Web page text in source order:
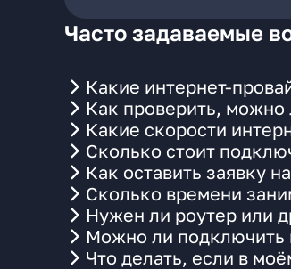
Часто задаваемые
Какие интернет-
Как проверить, можно
Какие скорости
Сколько стоит
Как оставить заявку
Сколько времени
Нужен ли роутер или
Можно ли подключить
Что делать, если в